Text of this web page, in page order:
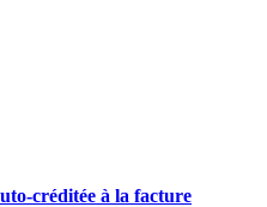
créditée à la facture